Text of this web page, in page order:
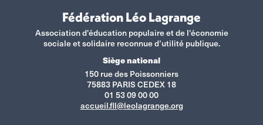
Fédération Léo Lagrange
Association d'éducation populaire et de l'économie
sociale et solidaire reconnue d’utilité publique.
Siège national
150 rue des Poissonniers
75883 PARIS CEDEX 18
01 53 09 00 00
accueil.fll@leolagrange.org